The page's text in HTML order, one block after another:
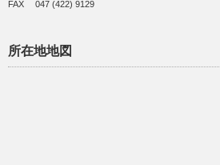
FAX 047 (422) 9129
所在地地図